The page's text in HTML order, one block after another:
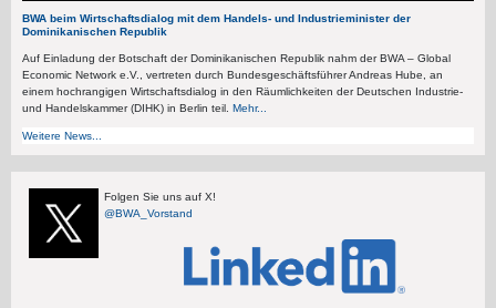
BWA beim Wirtschaftsdialog mit dem Handels- und Industrieminister der
Dominikanischen Republik
Auf Einladung der Botschaft der Dominikanischen Republik nahm der BWA – Global
Economic Network e.V., vertreten durch Bundesgeschäftsführer Andreas Hube, an
einem hochrangigen Wirtschaftsdialog in den Räumlichkeiten der Deutschen Industrie-
und Handelskammer (DIHK) in Berlin teil. Mehr...
Weitere News...
Folgen Sie uns auf X!
@BWA_Vorstand